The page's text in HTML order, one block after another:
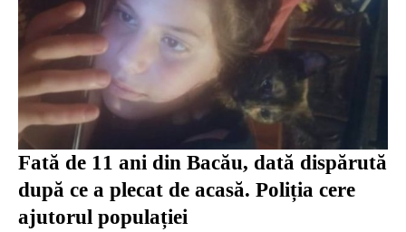
Fată de 11 ani din Bacău, dată dispărută
după ce a plecat de acasă. Poliția cere
ajutorul populației